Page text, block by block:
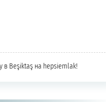
в Beşiktaş на hepsiemlak!